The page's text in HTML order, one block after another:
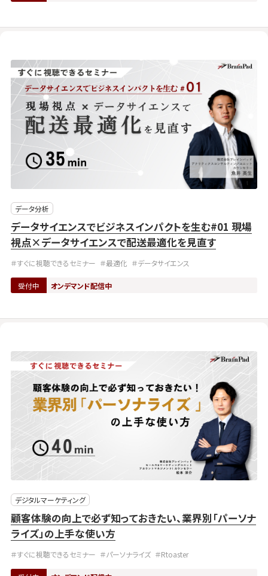
データ分析
データサイエンスでビジネスインパクトを生む#01 現場
視点×データサイエンスで配送最適化を見直す
＃すぐに視聴できるセミナー ＃最適化 ＃データサイエンス
受付中 オンデマンド配信中
デジタルマーケティング
顧客体験の向上で必ず知っておきたい、業界別「パーソナ
ライズ」の上手な使い方
＃すぐに視聴できるセミナー ＃パーソナライズ ＃Rtoaster